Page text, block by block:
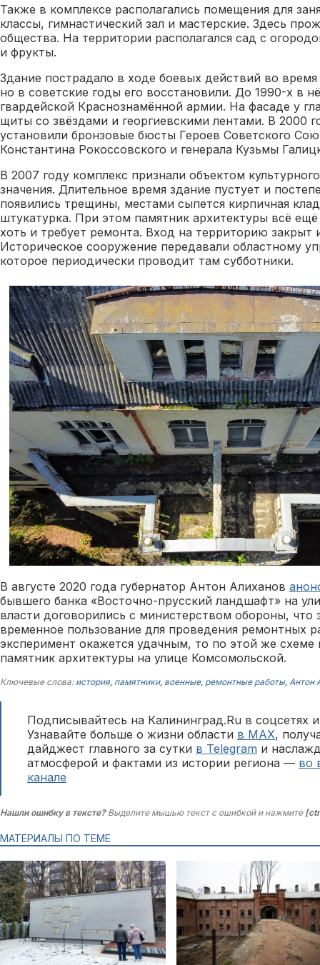
Также в комплексе располагались помещения для
классы, гимнастический зал и мастерские. Здесь
общества. На территории располагался сад с
и фрукты.
Здание пострадало в ходе боевых действий во
но в советские годы его восстановили. До 1990-х в
гвардейской Краснознамённой армии. На фасаде у
щиты со звёздами и георгиевскими лентами. В 2000
установили бронзовые бюсты Героев Советского
Константина Рокоссовского и генерала Кузьмы
В 2007 году комплекс признали объектом
значения. Длительное время здание пустует и
появились трещины, местами сыпется кирпичная
штукатурка. При этом памятник архитектуры всё
хоть и требует ремонта. Вход на территорию закрыт
Историческое сооружение передавали областному
которое периодически проводит там субботники.
В августе 2020 года губернатор Антон Алиханов
бывшего банка «Восточно-прусский ландшафт» на
власти договорились с министерством обороны, что
временное пользование для проведения ремонтных
эксперимент окажется удачным, то по этой же схеме
памятник архитектуры на улице Комсомольской.
Ключевые слова: история, памятники, военные, ремонтные работы, Антон
Подписывайтесь на Калининград.Ru в соцсетях
Узнавайте больше о жизни области в MAX,
дайджест главного за сутки в Telegram и
атмосферой и фактами из истории региона — во
канале
Нашли ошибку в тексте?Выделите мышью текст с ошибкой и нажмите
МАТЕРИАЛЫ ПО ТЕМЕ